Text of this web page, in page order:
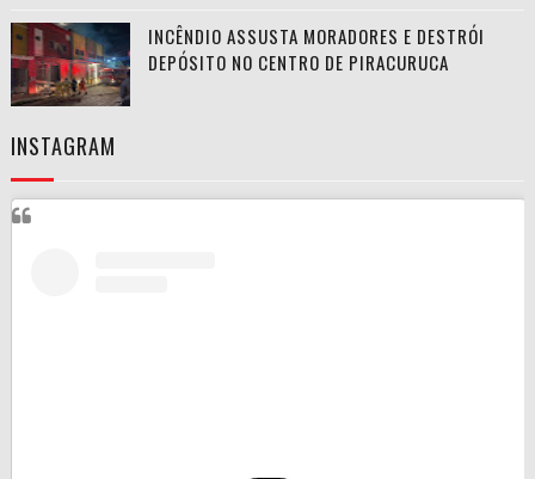
INCÊNDIO ASSUSTA MORADORES E DESTRÓI
DEPÓSITO NO CENTRO DE PIRACURUCA
INSTAGRAM